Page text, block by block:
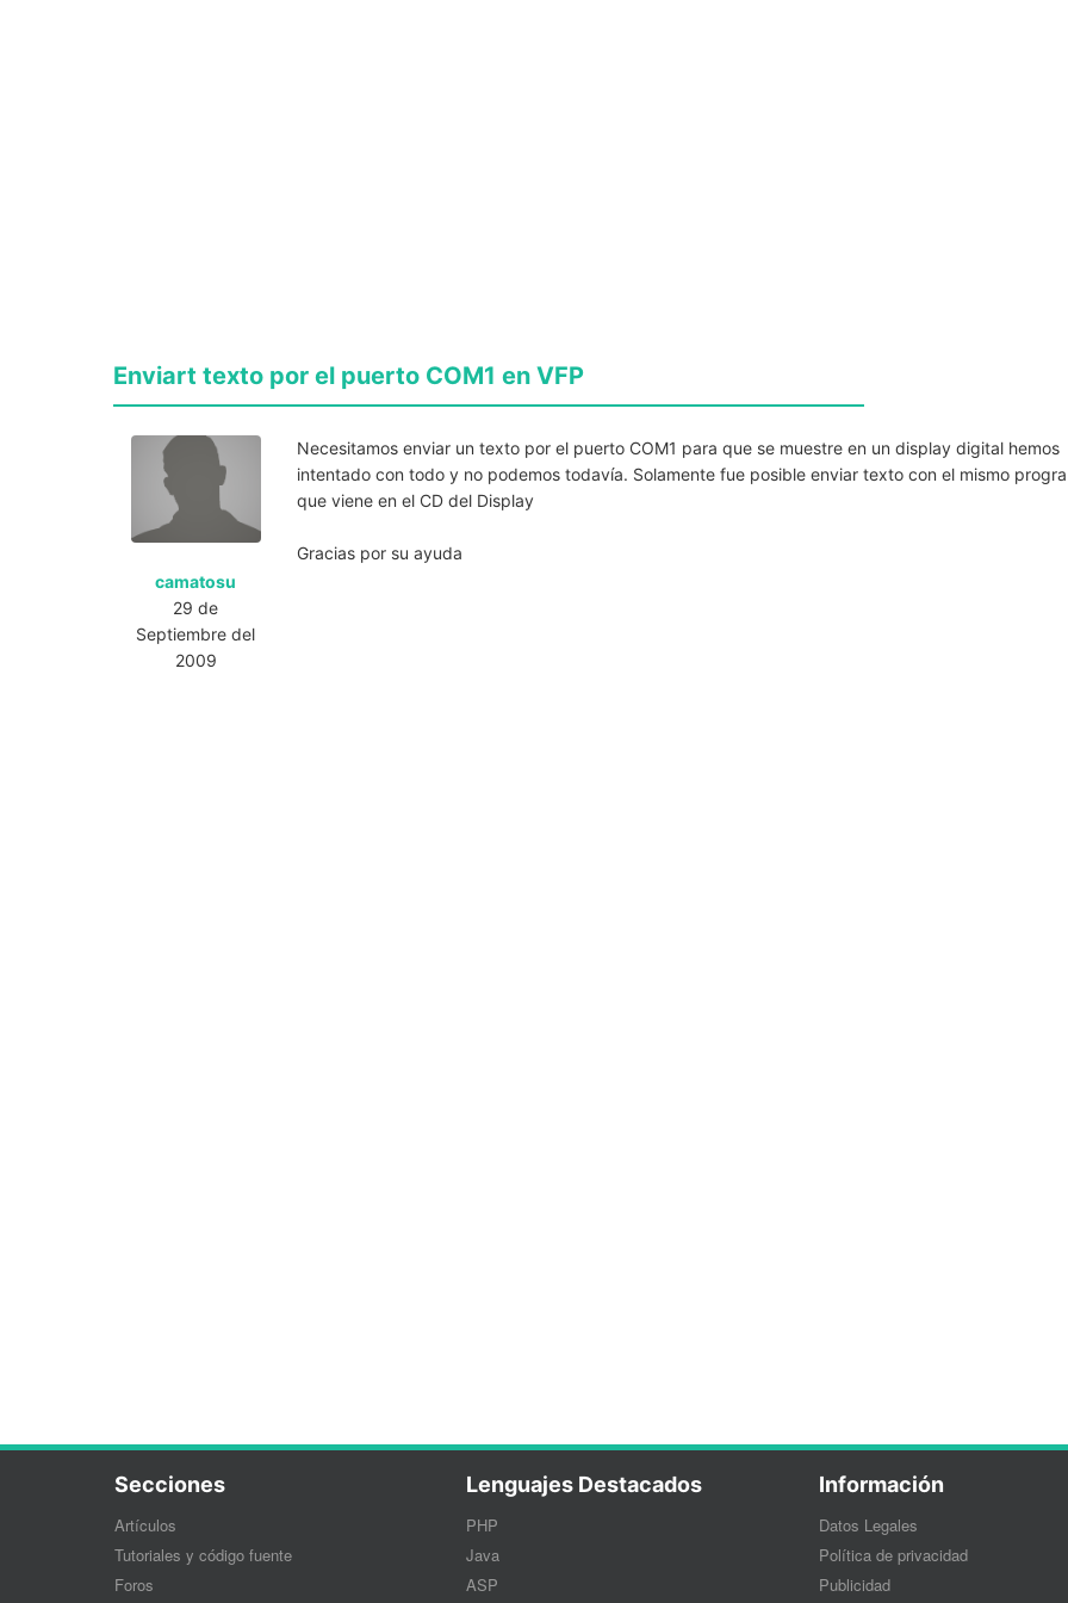
Enviart texto por el puerto COM1 en VFP
camatosu
29 de
Septiembre del
2009
Necesitamos enviar un texto por el puerto COM1 para que se muestre en un display digital hemos
intentado con todo y no podemos todavía. Solamente fue posible enviar texto con el mismo
que viene en el CD del Display
Gracias por su ayuda
Secciones
Artículos
Tutoriales y código fuente
Foros
Lenguajes Destacados
PHP
Java
ASP
Información
Datos Legales
Política de privacidad
Publicidad